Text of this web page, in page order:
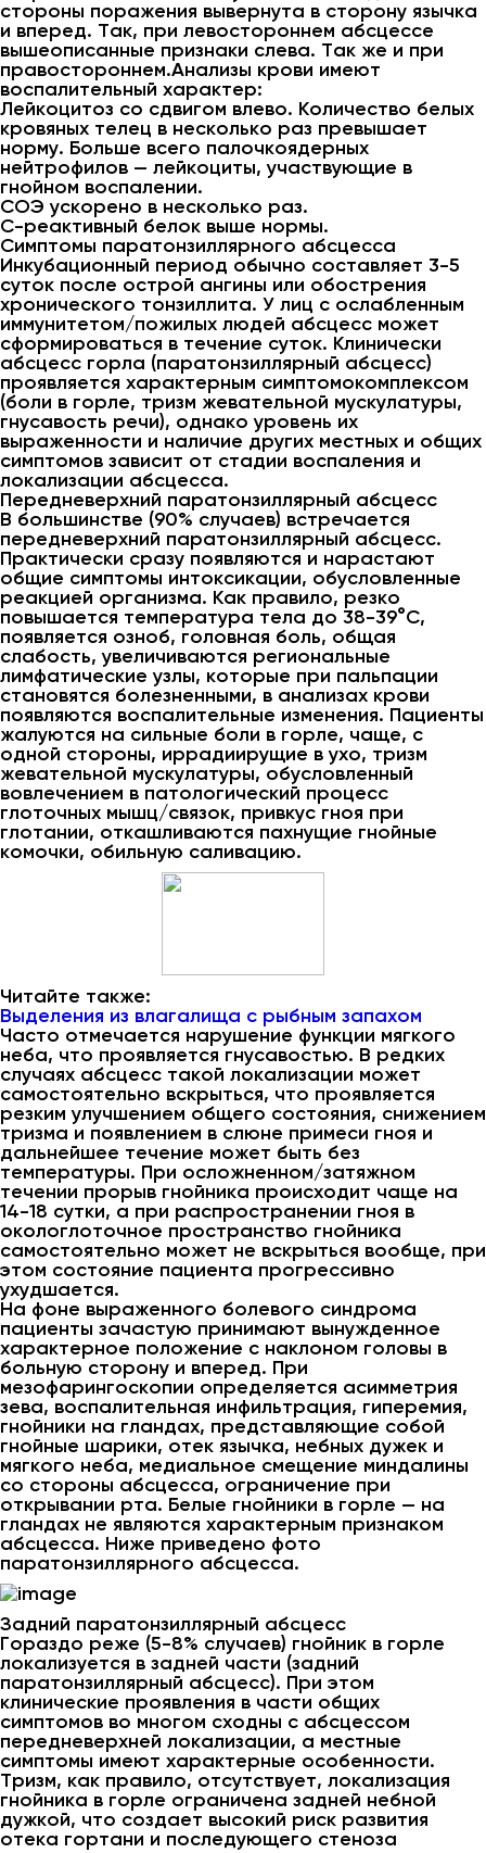
стороны поражения вывернута в сторону язычка
и вперед. Так, при левостороннем абсцессе
вышеописанные признаки слева. Так же и при
правостороннем.Анализы крови имеют
воспалительный характер:
Лейкоцитоз со сдвигом влево. Количество белых
кровяных телец в несколько раз превышает
норму. Больше всего палочкоядерных
нейтрофилов — лейкоциты, участвующие в
гнойном воспалении.
СОЭ ускорено в несколько раз.
C-реактивный белок выше нормы.
Симптомы паратонзиллярного абсцесса
Инкубационный период обычно составляет 3-5
суток после острой ангины или обострения
хронического тонзиллита. У лиц с ослабленным
иммунитетом/пожилых людей абсцесс может
сформироваться в течение суток. Клинически
абсцесс горла (паратонзиллярный абсцесс)
проявляется характерным симптомокомплексом
(боли в горле, тризм жевательной мускулатуры,
гнусавость речи), однако уровень их
выраженности и наличие других местных и общих
симптомов зависит от стадии воспаления и
локализации абсцесса.
Передневерхний паратонзиллярный абсцесс
В большинстве (90% случаев) встречается
передневерхний паратонзиллярный абсцесс.
Практически сразу появляются и нарастают
общие симптомы интоксикации, обусловленные
реакцией организма. Как правило, резко
повышается температура тела до 38-39°С,
появляется озноб, головная боль, общая
слабость, увеличиваются региональные
лимфатические узлы, которые при пальпации
становятся болезненными, в анализах крови
появляются воспалительные изменения. Пациенты
жалуются на сильные боли в горле, чаще, с
одной стороны, иррадиирущие в ухо, тризм
жевательной мускулатуры, обусловленный
вовлечением в патологический процесс
глоточных мышц/связок, привкус гноя при
глотании, откашливаются пахнущие гнойные
комочки, обильную саливацию.
Читайте также:
Выделения из влагалища с рыбным запахом
Часто отмечается нарушение функции мягкого
неба, что проявляется гнусавостью. В редких
случаях абсцесс такой локализации может
самостоятельно вскрыться, что проявляется
резким улучшением общего состояния, снижением
тризма и появлением в слюне примеси гноя и
дальнейшее течение может быть без
температуры. При осложненном/затяжном
течении прорыв гнойника происходит чаще на
14-18 сутки, а при распространении гноя в
окологлоточное пространство гнойника
самостоятельно может не вскрыться вообще, при
этом состояние пациента прогрессивно
ухудшается.
На фоне выраженного болевого синдрома
пациенты зачастую принимают вынужденное
характерное положение с наклоном головы в
больную сторону и вперед. При
мезофарингоскопии определяется асимметрия
зева, воспалительная инфильтрация, гиперемия,
гнойники на гландах, представляющие собой
гнойные шарики, отек язычка, небных дужек и
мягкого неба, медиальное смещение миндалины
со стороны абсцесса, ограничение при
открывании рта. Белые гнойники в горле — на
гландах не являются характерным признаком
абсцесса. Ниже приведено фото
паратонзиллярного абсцесса.
Задний паратонзиллярный абсцесс
Гораздо реже (5-8% случаев) гнойник в горле
локализуется в задней части (задний
паратонзиллярный абсцесс). При этом
клинические проявления в части общих
симптомов во многом сходны с абсцессом
передневерхней локализации, а местные
симптомы имеют характерные особенности.
Тризм, как правило, отсутствует, локализация
гнойника в горле ограничена задней небной
дужкой, что создает высокий риск развития
отека гортани и последующего стеноза